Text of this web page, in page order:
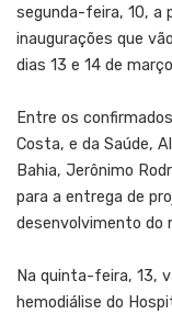
segunda-feira, 10, a
inaugurações que
dias 13 e 14 de
Entre os
Costa, e da Saúde,
Bahia, Jerônimo
para a entrega de
desenvolvimento do
Na quinta-feira, 13,
hemodiálise do